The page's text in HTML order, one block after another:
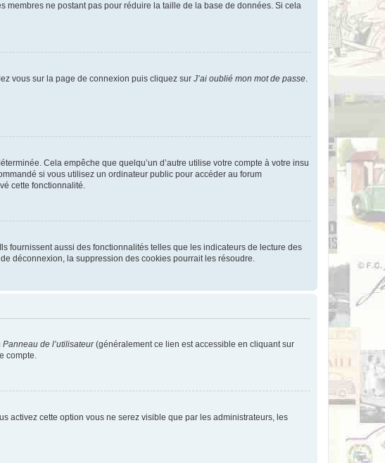
membres ne postant pas pour réduire la taille de la base de données. Si cela
vous sur la page de connexion puis cliquez sur J’ai oublié mon mot de passe.
Cela empêche que quelqu’un d’autre utilise votre compte à votre insu
si vous utilisez un ordinateur public pour accéder au forum
cette fonctionnalité.
fournissent aussi des fonctionnalités telles que les indicateurs de lecture des
déconnexion, la suppression des cookies pourrait les résoudre.
Panneau de l’utilisateur(généralement ce lien est accessible en cliquant sur
compte.
activez cette option vous ne serez visible que par les administrateurs, les